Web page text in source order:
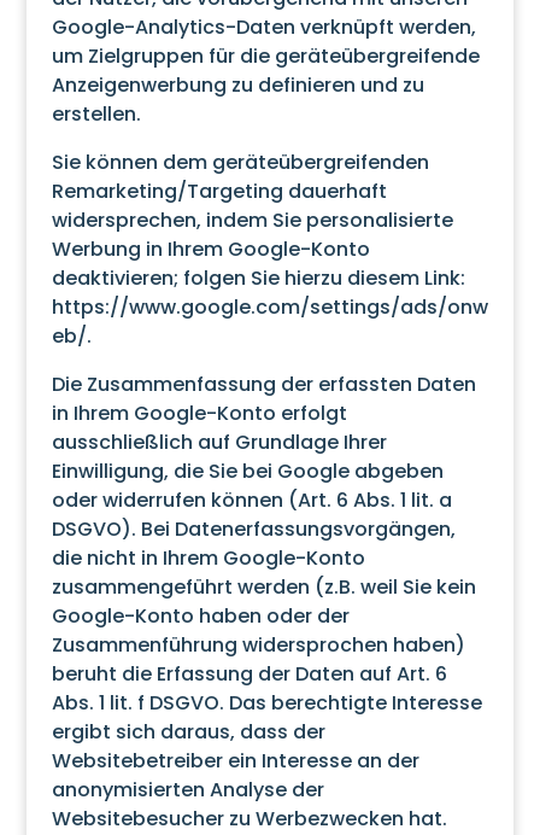
Google-Analytics-Daten verknüpft werden,
um Zielgruppen für die geräteübergreifende
Anzeigenwerbung zu definieren und zu
erstellen.
Sie können dem geräteübergreifenden
Remarketing/Targeting dauerhaft
widersprechen, indem Sie personalisierte
Werbung in Ihrem Google-Konto
deaktivieren; folgen Sie hierzu diesem Link:
https://www.google.com/settings/ads/onw
eb/.
Die Zusammenfassung der erfassten Daten
in Ihrem Google-Konto erfolgt
ausschließlich auf Grundlage Ihrer
Einwilligung, die Sie bei Google abgeben
oder widerrufen können (Art. 6 Abs. 1 lit. a
DSGVO). Bei Datenerfassungsvorgängen,
die nicht in Ihrem Google-Konto
zusammengeführt werden (z.B. weil Sie kein
Google-Konto haben oder der
Zusammenführung widersprochen haben)
beruht die Erfassung der Daten auf Art. 6
Abs. 1 lit. f DSGVO. Das berechtigte Interesse
ergibt sich daraus, dass der
Websitebetreiber ein Interesse an der
anonymisierten Analyse der
Websitebesucher zu Werbezwecken hat.